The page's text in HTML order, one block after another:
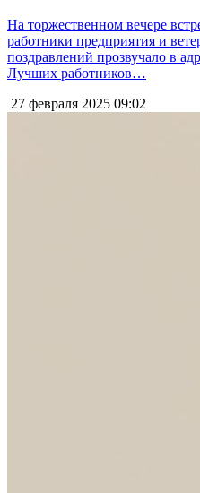
На торжественном вечере
работники предприятия и
поздравлений прозвучало в
Лучших работников…
27 февраля 2025 09:02